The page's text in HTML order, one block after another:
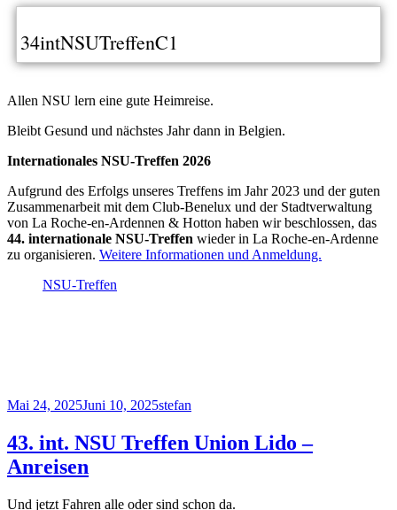
34intNSUTreffenC1
Allen NSU lern eine gute Heimreise.
Bleibt Gesund und nächstes Jahr dann in Belgien.
Internationales NSU-Treffen 2026
Aufgrund des Erfolgs unseres Treffens im Jahr 2023 und der guten
Zusammenarbeit mit dem Club-Benelux und der Stadtverwaltung
von La Roche-en-Ardennen & Hotton haben wir beschlossen, das
44. internationale NSU-Treffen wieder in La Roche-en-Ardenne
zu organisieren. Weitere Informationen und Anmeldung.
NSU-Treffen
Veröffentlicht
Mai 24, 2025Juni 10, 2025Autor
stefan
43. int. NSU Treffen Union Lido –
Anreisen
Und jetzt Fahren alle oder sind schon da.